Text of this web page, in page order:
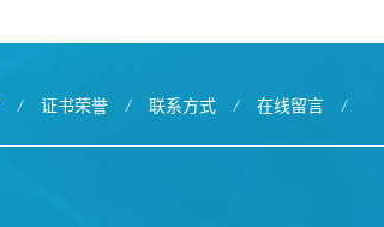
/ 证书荣誉 / 联系方式 / 在线留言 /